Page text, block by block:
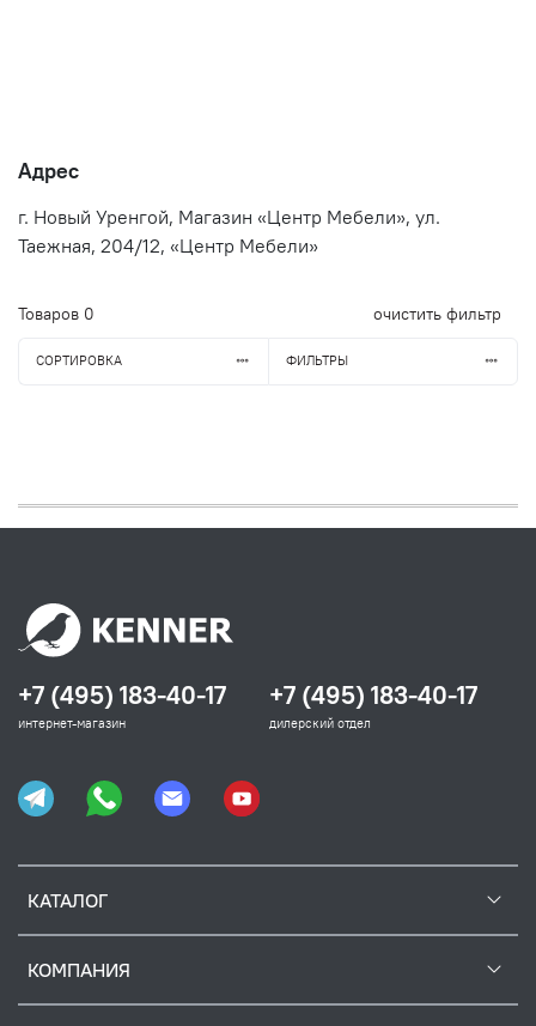
Адрес
г. Новый Уренгой, Магазин «Центр Мебели», ул.
Таежная, 204/12, «Центр Мебели»
Товаров 0 очистить фильтр
СОРТИРОВКА ФИЛЬТРЫ
КАТАЛОГ
КОМПАНИЯ
+7 (495) 183-40-17
интернет-магазин
+7 (495) 183-40-17
дилерский отдел